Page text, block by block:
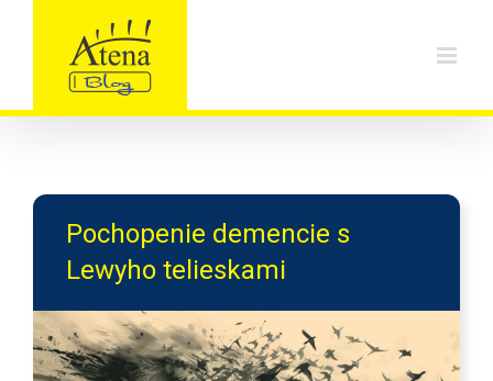
Pochopenie demencie s
Lewyho telieskami